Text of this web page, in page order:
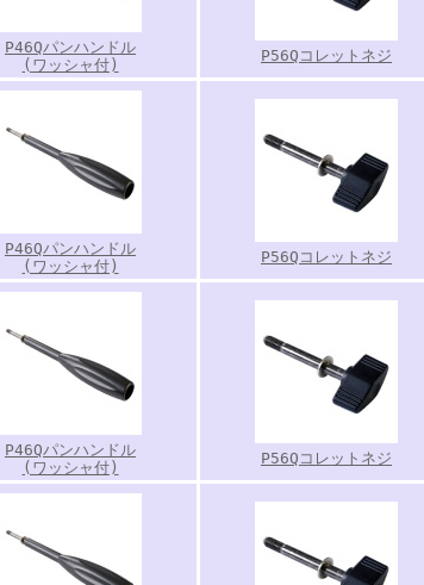
P46Qパンハンドル
(ワッシャ付)
P56Qコレットネジ
P46Qパンハンドル
(ワッシャ付)
P56Qコレットネジ
P46Qパンハンドル
(ワッシャ付)
P56Qコレットネジ